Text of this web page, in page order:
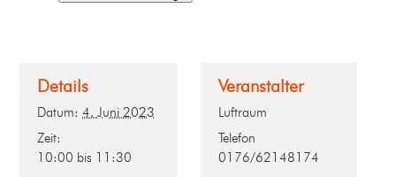
Details
Datum: 4. Juni 2023
Zeit:
10:00 bis 11:30
Veranstalter
Luftraum
Telefon
0176/62148174